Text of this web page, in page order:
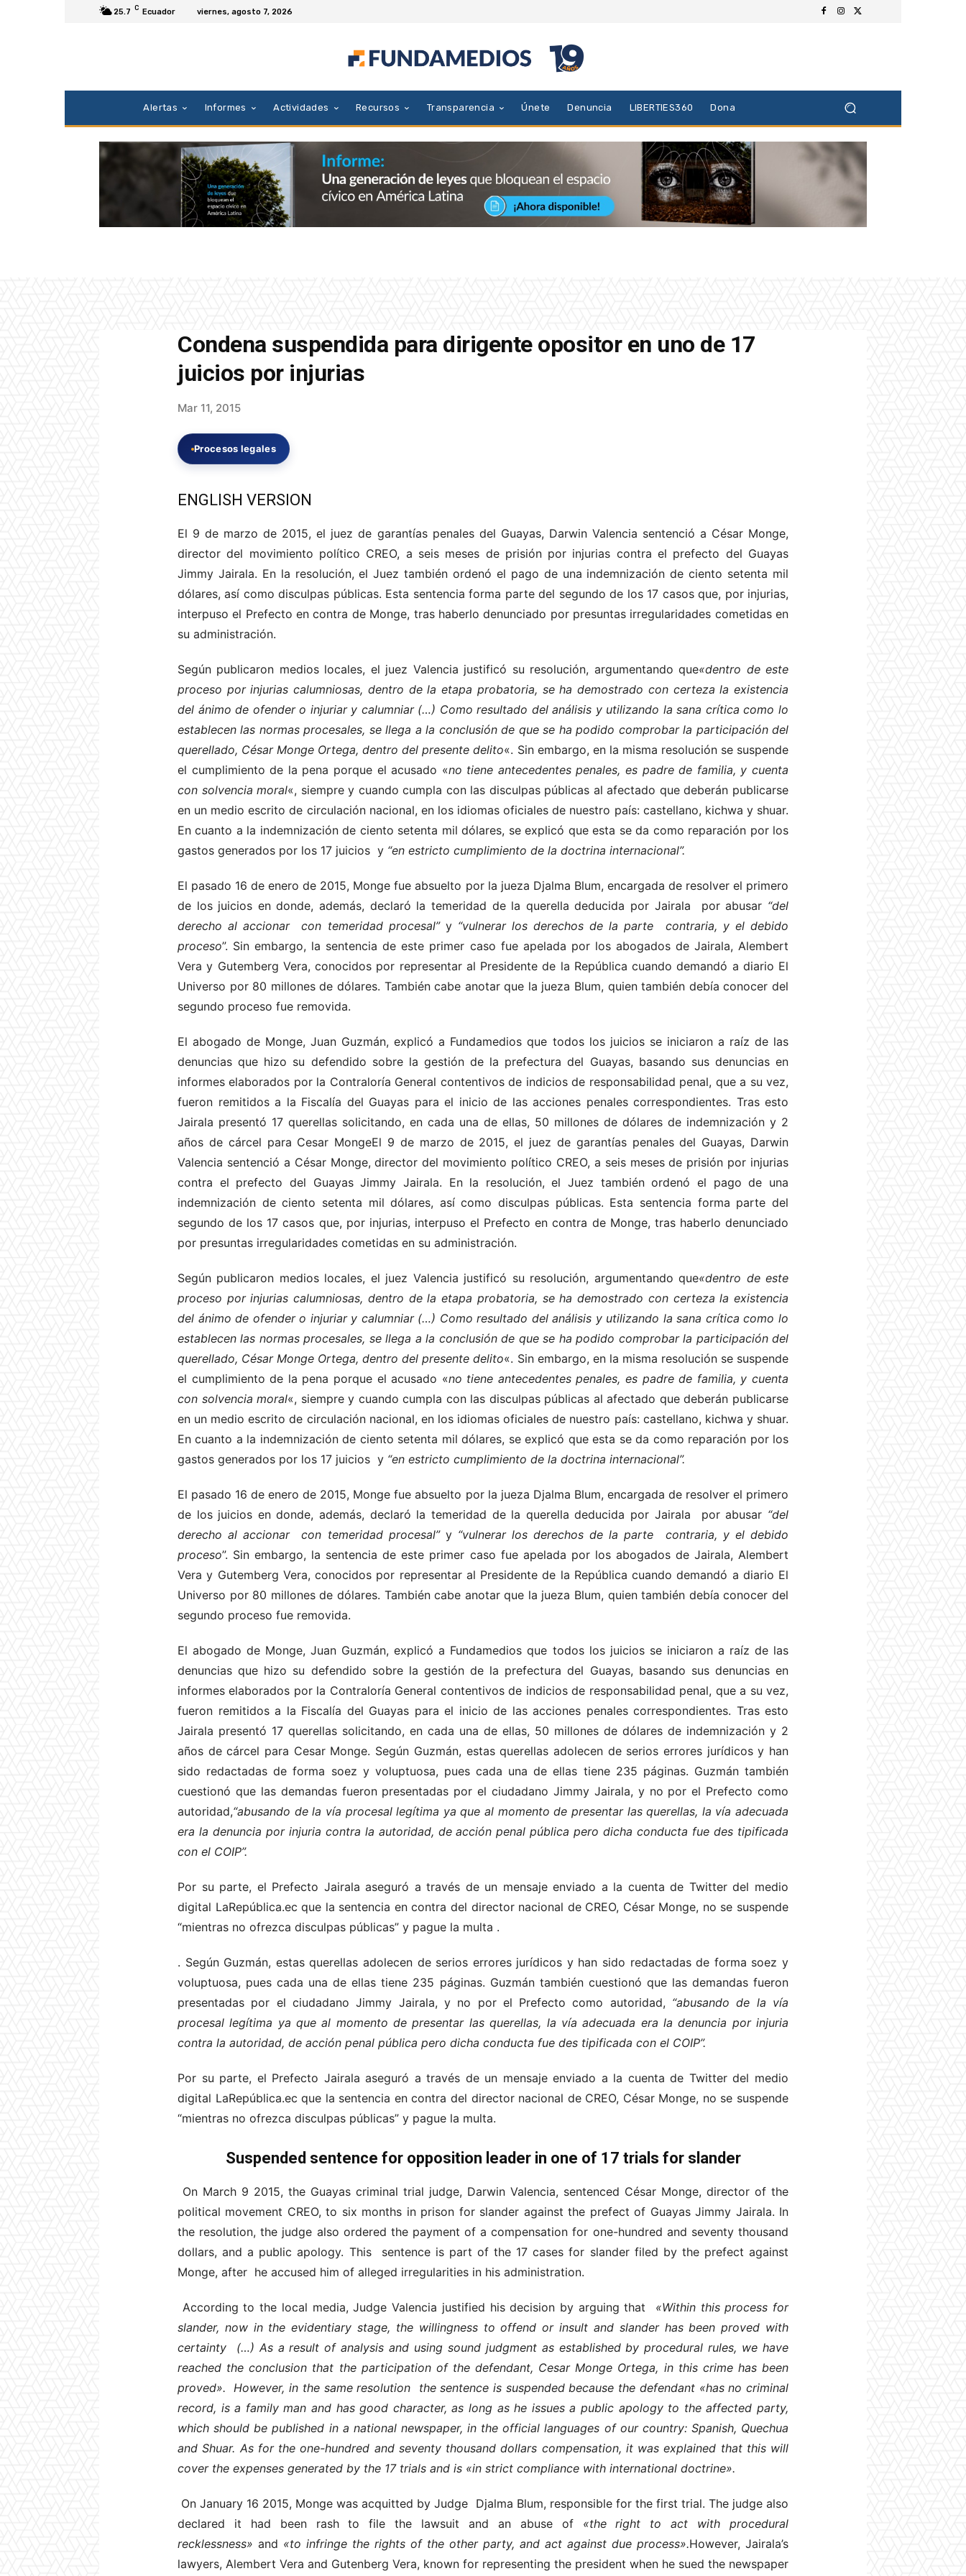
25.7 C Ecuador viernes, agosto 7, 2026
Alertas Informes Actividades Recursos Transparencia Únete Denuncia LIBERTIES360 Dona
Condena suspendida para dirigente opositor en uno de 17
juicios por injurias
Mar 11, 2015
Procesos legales
ENGLISH VERSION
El 9 de marzo de 2015, el juez de garantías penales del Guayas, Darwin Valencia sentenció a César Monge,
director del movimiento político CREO, a seis meses de prisión por injurias contra el prefecto del Guayas
Jimmy Jairala. En la resolución, el Juez también ordenó el pago de una indemnización de ciento setenta mil
dólares, así como disculpas públicas. Esta sentencia forma parte del segundo de los 17 casos que, por injurias,
interpuso el Prefecto en contra de Monge, tras haberlo denunciado por presuntas irregularidades cometidas en
su administración.
Según publicaron medios locales, el juez Valencia justificó su resolución, argumentando que«dentro de este
proceso por injurias calumniosas, dentro de la etapa probatoria, se ha demostrado con certeza la existencia
del ánimo de ofender o injuriar y calumniar (…) Como resultado del análisis y utilizando la sana crítica como lo
establecen las normas procesales, se llega a la conclusión de que se ha podido comprobar la participación del
querellado, César Monge Ortega, dentro del presente delito«. Sin embargo, en la misma resolución se suspende
el cumplimiento de la pena porque el acusado «no tiene antecedentes penales, es padre de familia, y cuenta
con solvencia moral«, siempre y cuando cumpla con las disculpas públicas al afectado que deberán publicarse
en un medio escrito de circulación nacional, en los idiomas oficiales de nuestro país: castellano, kichwa y shuar.
En cuanto a la indemnización de ciento setenta mil dólares, se explicó que esta se da como reparación por los
gastos generados por los 17 juicios y “en estricto cumplimiento de la doctrina internacional”.
El pasado 16 de enero de 2015, Monge fue absuelto por la jueza Djalma Blum, encargada de resolver el primero
de los juicios en donde, además, declaró la temeridad de la querella deducida por Jairala por abusar “del
derecho al accionar con temeridad procesal”y “vulnerar los derechos de la parte contraria, y el debido
proceso”. Sin embargo, la sentencia de este primer caso fue apelada por los abogados de Jairala, Alembert
Vera y Gutemberg Vera, conocidos por representar al Presidente de la República cuando demandó a diario El
Universo por 80 millones de dólares. También cabe anotar que la jueza Blum, quien también debía conocer del
segundo proceso fue removida.
El abogado de Monge, Juan Guzmán, explicó a Fundamedios que todos los juicios se iniciaron a raíz de las
denuncias que hizo su defendido sobre la gestión de la prefectura del Guayas, basando sus denuncias en
informes elaborados por la Contraloría General contentivos de indicios de responsabilidad penal, que a su vez,
fueron remitidos a la Fiscalía del Guayas para el inicio de las acciones penales correspondientes. Tras esto
Jairala presentó 17 querellas solicitando, en cada una de ellas, 50 millones de dólares de indemnización y 2
años de cárcel para Cesar MongeEl 9 de marzo de 2015, el juez de garantías penales del Guayas, Darwin
Valencia sentenció a César Monge, director del movimiento político CREO, a seis meses de prisión por injurias
contra el prefecto del Guayas Jimmy Jairala. En la resolución, el Juez también ordenó el pago de una
indemnización de ciento setenta mil dólares, así como disculpas públicas. Esta sentencia forma parte del
segundo de los 17 casos que, por injurias, interpuso el Prefecto en contra de Monge, tras haberlo denunciado
por presuntas irregularidades cometidas en su administración.
Según publicaron medios locales, el juez Valencia justificó su resolución, argumentando que«dentro de este
proceso por injurias calumniosas, dentro de la etapa probatoria, se ha demostrado con certeza la existencia
del ánimo de ofender o injuriar y calumniar (…) Como resultado del análisis y utilizando la sana crítica como lo
establecen las normas procesales, se llega a la conclusión de que se ha podido comprobar la participación del
querellado, César Monge Ortega, dentro del presente delito«. Sin embargo, en la misma resolución se suspende
el cumplimiento de la pena porque el acusado «no tiene antecedentes penales, es padre de familia, y cuenta
con solvencia moral«, siempre y cuando cumpla con las disculpas públicas al afectado que deberán publicarse
en un medio escrito de circulación nacional, en los idiomas oficiales de nuestro país: castellano, kichwa y shuar.
En cuanto a la indemnización de ciento setenta mil dólares, se explicó que esta se da como reparación por los
gastos generados por los 17 juicios y “en estricto cumplimiento de la doctrina internacional”.
El pasado 16 de enero de 2015, Monge fue absuelto por la jueza Djalma Blum, encargada de resolver el primero
de los juicios en donde, además, declaró la temeridad de la querella deducida por Jairala por abusar “del
derecho al accionar con temeridad procesal”y “vulnerar los derechos de la parte contraria, y el debido
proceso”. Sin embargo, la sentencia de este primer caso fue apelada por los abogados de Jairala, Alembert
Vera y Gutemberg Vera, conocidos por representar al Presidente de la República cuando demandó a diario El
Universo por 80 millones de dólares. También cabe anotar que la jueza Blum, quien también debía conocer del
segundo proceso fue removida.
El abogado de Monge, Juan Guzmán, explicó a Fundamedios que todos los juicios se iniciaron a raíz de las
denuncias que hizo su defendido sobre la gestión de la prefectura del Guayas, basando sus denuncias en
informes elaborados por la Contraloría General contentivos de indicios de responsabilidad penal, que a su vez,
fueron remitidos a la Fiscalía del Guayas para el inicio de las acciones penales correspondientes. Tras esto
Jairala presentó 17 querellas solicitando, en cada una de ellas, 50 millones de dólares de indemnización y 2
años de cárcel para Cesar Monge. Según Guzmán, estas querellas adolecen de serios errores jurídicos y han
sido redactadas de forma soez y voluptuosa, pues cada una de ellas tiene 235 páginas. Guzmán también
cuestionó que las demandas fueron presentadas por el ciudadano Jimmy Jairala, y no por el Prefecto como
autoridad,“abusando de la vía procesal legítima ya que al momento de presentar las querellas, la vía adecuada
era la denuncia por injuria contra la autoridad, de acción penal pública pero dicha conducta fue des tipificada
con el COIP”.
Por su parte, el Prefecto Jairala aseguró a través de un mensaje enviado a la cuenta de Twitter del medio
digital LaRepública.ec que la sentencia en contra del director nacional de CREO, César Monge, no se suspende
“mientras no ofrezca disculpas públicas” y pague la multa .
. Según Guzmán, estas querellas adolecen de serios errores jurídicos y han sido redactadas de forma soez y
voluptuosa, pues cada una de ellas tiene 235 páginas. Guzmán también cuestionó que las demandas fueron
presentadas por el ciudadano Jimmy Jairala, y no por el Prefecto como autoridad, “abusando de la vía
procesal legítima ya que al momento de presentar las querellas, la vía adecuada era la denuncia por injuria
contra la autoridad, de acción penal pública pero dicha conducta fue des tipificada con el COIP”.
Por su parte, el Prefecto Jairala aseguró a través de un mensaje enviado a la cuenta de Twitter del medio
digital LaRepública.ec que la sentencia en contra del director nacional de CREO, César Monge, no se suspende
“mientras no ofrezca disculpas públicas” y pague la multa.
Suspended sentence for opposition leader in one of 17 trials for slander
On March 9 2015, the Guayas criminal trial judge, Darwin Valencia, sentenced César Monge, director of the
political movement CREO, to six months in prison for slander against the prefect of Guayas Jimmy Jairala. In
the resolution, the judge also ordered the payment of a compensation for one-hundred and seventy thousand
dollars, and a public apology. This sentence is part of the 17 cases for slander filed by the prefect against
Monge, after he accused him of alleged irregularities in his administration.
According to the local media, Judge Valencia justified his decision by arguing that
«Within this process for
slander, now in the evidentiary stage, the willingness to offend or insult and slander has been proved with
certainty (…) As a result of analysis and using sound judgment as established by procedural rules, we have
reached the conclusion that the participation of the defendant, Cesar Monge Ortega, in this crime has been
proved». However, in the same resolution the sentence is suspended because the defendant «has no criminal
record, is a family man and has good character, as long as he issues a public apology to the affected party,
which should be published in a national newspaper, in the official languages ​​of our country: Spanish, Quechua
and Shuar. As for the one-hundred and seventy thousand dollars compensation, it was explained that this will
cover the expenses generated by the 17 trials and is «in strict compliance with international doctrine».
On January 16 2015, Monge was acquitted by Judge Djalma Blum, responsible for the first trial. The judge also
declared it had been rash to file the lawsuit and an abuse of «the right to act with procedural
recklessness» and «to infringe the rights of the other party, and act against due process».However, Jairala’s
lawyers, Alembert Vera and Gutenberg Vera, known for representing the president when he sued the newspaper